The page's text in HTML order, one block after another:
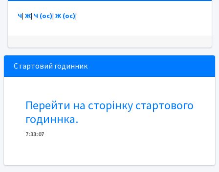
Ч| Ж| Ч (ос)| Ж (ос)|
Стартовий годинник
Перейти на сторінку стартового
годиннка.
7:33:07